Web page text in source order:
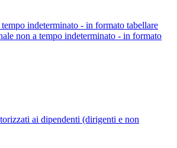
tempo indeterminato - in formato tabellare
non a tempo indeterminato - in formato
ai dipendenti (dirigenti e non